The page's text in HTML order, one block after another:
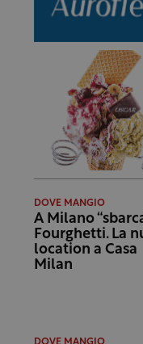
DOVE MANGIO
A Milano
Fourghetti. La
location a Casa
Milan